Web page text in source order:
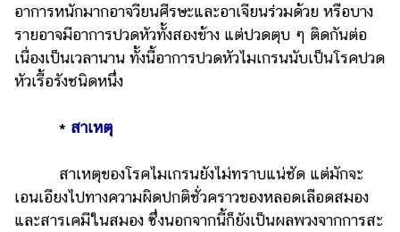
อาการหนักมากอาจวียนศีรษะและอาเจียนร่วมด้วย หรือบาง
รายอาจมีอาการปวดหัวทั้งสองข้าง แต่ปวดตุบ ๆ ติดกันต่อ
เนื่องเป็นเวลานาน ทั้งนี้อาการปวดหัวไมเกรนนับเป็นโรคปวด
หัวเรื้อรังชนิดหนึ่ง
* สาเหตุ
สาเหตุของโรคไมเกรนยังไม่ทราบแน่ชัด แต่มักจะ
เอนเอียงไปทางความผิดปกติชั่วคราวของหลอดเลือดสมอง
และสารเคมีในสมอง ซึ่งนอกจากนี้ก็ยังเป็นผลพวงจากการสะ